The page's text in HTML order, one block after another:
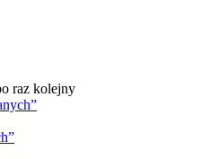
raz kolejny